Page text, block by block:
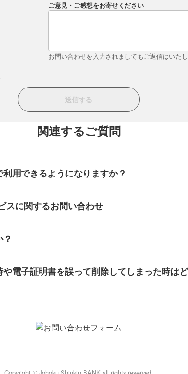
ご意見・ご感想をお寄せください
お問い合わせを入力されましてもご返信はいた
関連するご質問
用できるようになりますか？
スに関するお問い合わせ
電子証明書を誤って削除してしまった時は